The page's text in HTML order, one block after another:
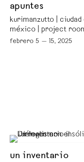
apuntes
kurimanzutto | ciudad
méxico | project
febrero 5 — 15, 2025
un inventario